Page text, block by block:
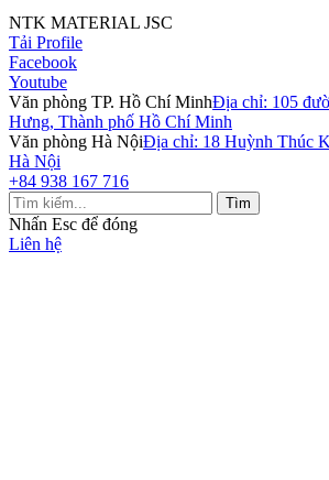
NTK MATERIAL JSC
Tải Profile
Facebook
Youtube
Văn phòng TP. Hồ Chí MinhĐịa chỉ: 105
Hưng, Thành phố Hồ Chí Minh
Văn phòng Hà NộiĐịa chỉ: 18 Huỳnh Thúc
Hà Nội
+84 938 167 716
Tìm
Nhấn Esc để đóng
Liên hệ